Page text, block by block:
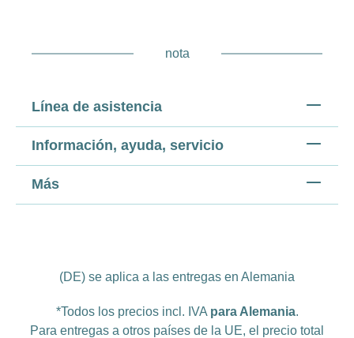
nota
Línea de asistencia
Información, ayuda, servicio
Más
(DE) se aplica a las entregas en Alemania
*Todos los precios incl. IVA para Alemania.
Para entregas a otros países de la UE, el precio total